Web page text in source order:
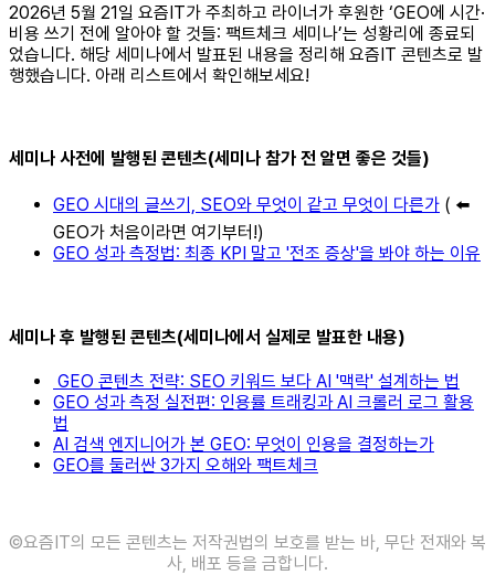
2026년 5월 21일 요즘IT가 주최하고 라이너가 후원한 ‘GEO에 시간·
비용 쓰기 전에 알아야 할 것들: 팩트체크 세미나’는 성황리에 종료되
었습니다. 해당 세미나에서 발표된 내용을 정리해 요즘IT 콘텐츠로 발
행했습니다. 아래 리스트에서 확인해보세요!
세미나 사전에 발행된 콘텐츠(세미나 참가 전 알면 좋은 것들)
GEO 시대의 글쓰기, SEO와 무엇이 같고 무엇이 다른가 ( ⬅️
GEO가 처음이라면 여기부터!)
GEO 성과 측정법: 최종 KPI 말고 '전조 증상'을 봐야 하는 이유
세미나 후 발행된 콘텐츠(세미나에서 실제로 발표한 내용)
GEO 콘텐츠 전략: SEO 키워드 보다 AI '맥락' 설계하는 법
GEO 성과 측정 실전편: 인용률 트래킹과 AI 크롤러 로그 활용
법
AI 검색 엔지니어가 본 GEO: 무엇이 인용을 결정하는가
GEO를 둘러싼 3가지 오해와 팩트체크
©️요즘IT의 모든 콘텐츠는 저작권법의 보호를 받는 바, 무단 전재와 복
사, 배포 등을 금합니다.